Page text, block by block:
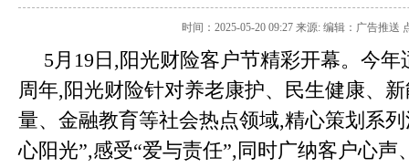
时间：2025-05-20 09:27 来源: 编辑：广告推送
5月19日,阳光财险客户节精彩开幕。今
周年,阳光财险针对养老康护、民生健康、
量、金融教育等社会热点领域,精心策划系
心阳光”,感受“爱与责任”,同时广纳客户心声